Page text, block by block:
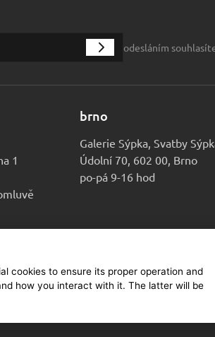
odesláním
1
brno
Galerie Sýpka, Svatby
Údolní 70, 602 00, Brno
po-pá 9-16 hod
Ochrana osobních údajůCookies
Sýpka
cookies to ensure its proper operation and
how you interact with it. The latter will be